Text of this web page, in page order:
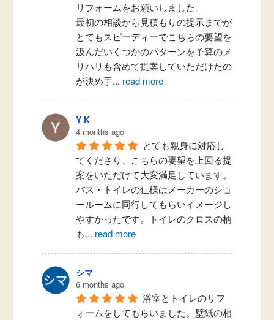
リフォームをお願いしました。
最初の相談から見積もりの提示までが
とてもスピーディーでこちらの要望を
汲んだいくつかのパターンを予算のメ
リハリも含めて提案していただけたの
が決め手... read more
Y K
4 months ago
とても親身に対応し
てくださり、こちらの要望を上回る提
案をいただけて大変満足しています。
バス・トイレの仕様はメーカーのショ
ールームに同行してもらいイメージし
やすかったです。トイレのクロスの柄
も... read more
シマ
6 months ago
浴室とトイレのリフ
ォームをしてもらいました。壁紙の相